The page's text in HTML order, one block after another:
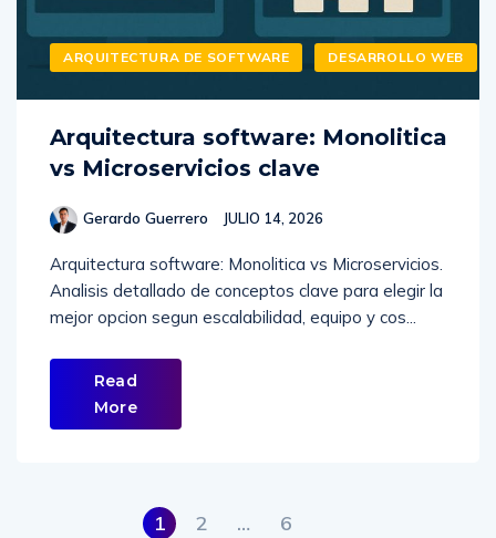
ARQUITECTURA DE SOFTWARE DESARROLLO WEB
Arquitectura software: Monolitica
vs Microservicios clave
Gerardo Guerrero JULIO 14, 2026
Arquitectura software: Monolitica vs Microservicios.
Analisis detallado de conceptos clave para elegir la
mejor opcion segun escalabilidad, equipo y cos...
Read
More
1 2 … 6